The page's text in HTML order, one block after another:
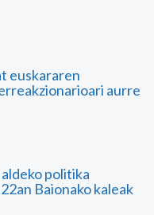
euskararen
aurre
politika
Baionako kaleak